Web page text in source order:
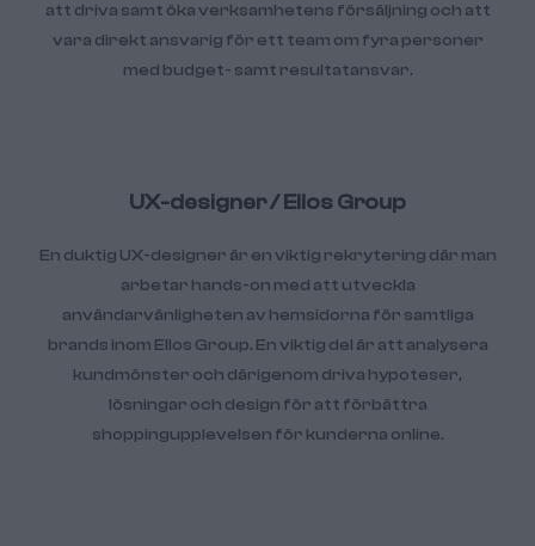
att driva samt öka verksamhetens försäljning och att
vara direkt ansvarig för ett team om fyra personer
med budget- samt resultatansvar.
UX-designer / Ellos Group
En duktig UX-designer är en viktig rekrytering där man
arbetar hands-on med att utveckla
användarvänligheten av hemsidorna för samtliga
brands inom Ellos Group. En viktig del är att analysera
kundmönster och därigenom driva hypoteser,
lösningar och design för att förbättra
shoppingupplevelsen för kunderna online.